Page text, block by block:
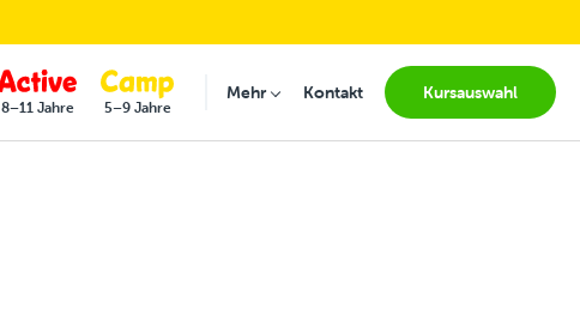
8–11 Jahre 5–9 Jahre
MehrSubmenu for "Mehr"
Kontakt Kursauswahl(current)